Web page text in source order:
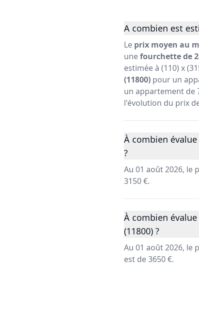
A combien est
Le prix moyen au
unefourchette de
estimée à (110) x
(11800) pour un
un appartement de
l'évolution du prix
À combien
?
Au 01 août 2026, le
3150 €.
À combien
(11800) ?
Au 01 août 2026, le
est de 3650 €.